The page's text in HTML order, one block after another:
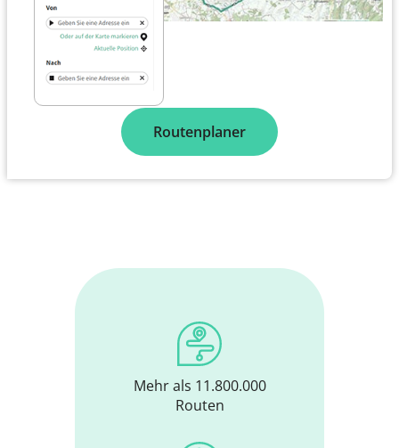
Routenplaner
Mehr als 11.800.000
Routen